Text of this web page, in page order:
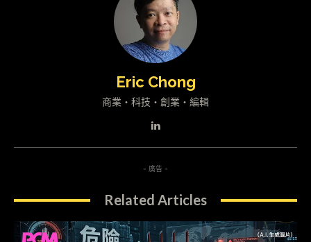
Eric Chong
商業・科技・創業・編輯
- 廣告 -
Related Articles